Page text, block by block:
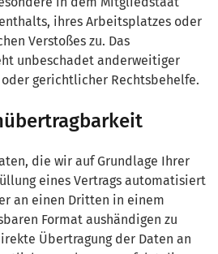
ihres Arbeitsplatzes oder
Verstoßes zu. Das
unbeschadet anderweitiger
gerichtlicher Rechtsbehelfe.
die wir auf Grundlage Ihrer
eines Vertrags automatisiert
an einen Dritten in einem
Format aushändigen zu
Übertragung der Daten an